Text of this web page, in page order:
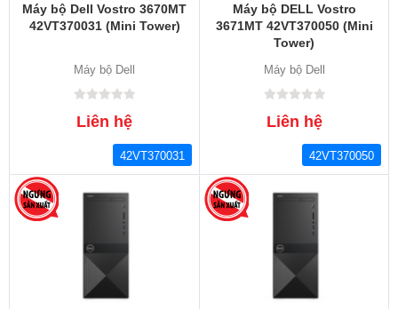
Máy bộ Dell Vostro 3670MT
42VT370031 (Mini Tower)
Máy bộ Dell
Liên hệ
42VT370031
Máy bộ DELL Vostro
3671MT 42VT370050 (Mini
Tower)
Máy bộ Dell
Liên hệ
42VT370050